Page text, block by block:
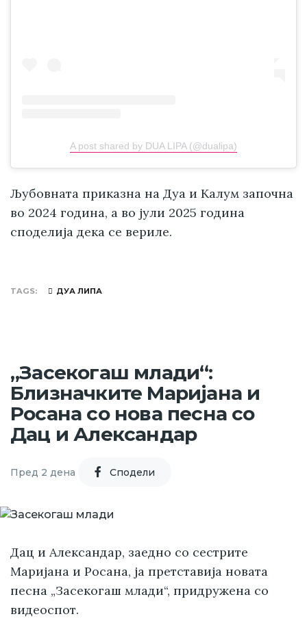
A post shared by DUA LIPA (@dualipa)
Љубовната приказна на Дуа и Калум започна
во 2024 година, а во јули 2025 година
споделија дека се вериле.
TAGS ДУА ЛИПА
„Засекогаш млади“:
Близначките Маријана и
Росана со нова песна со
Дац и Александар
Пред 2 дена Cподели
Дац и Александар, заедно со сестрите
Маријана и Росана, ја претставија новата
песна „Засекогаш млади“, придружена со
видеоспот.